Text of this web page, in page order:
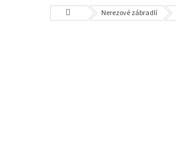
Domů Nerezové zábradlí